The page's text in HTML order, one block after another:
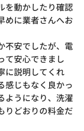
を動かしたり確認
めに業者さんへお
不安でしたが、電
て安心できまし
に説明してくれ
感じもなく良かっ
ようになり、洗濯
りどおりの料金だ